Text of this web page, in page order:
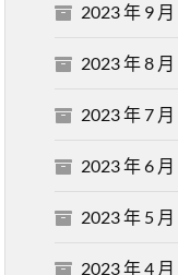
2023 年 9 月
2023 年 8 月
2023 年 7 月
2023 年 6 月
2023 年 5 月
2023 年 4 月